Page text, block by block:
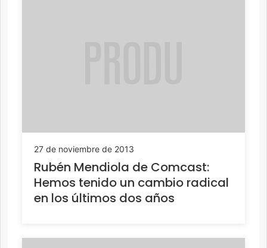
27 de noviembre de 2013
Rubén Mendiola de Comcast:
Hemos tenido un cambio radical
en los últimos dos años